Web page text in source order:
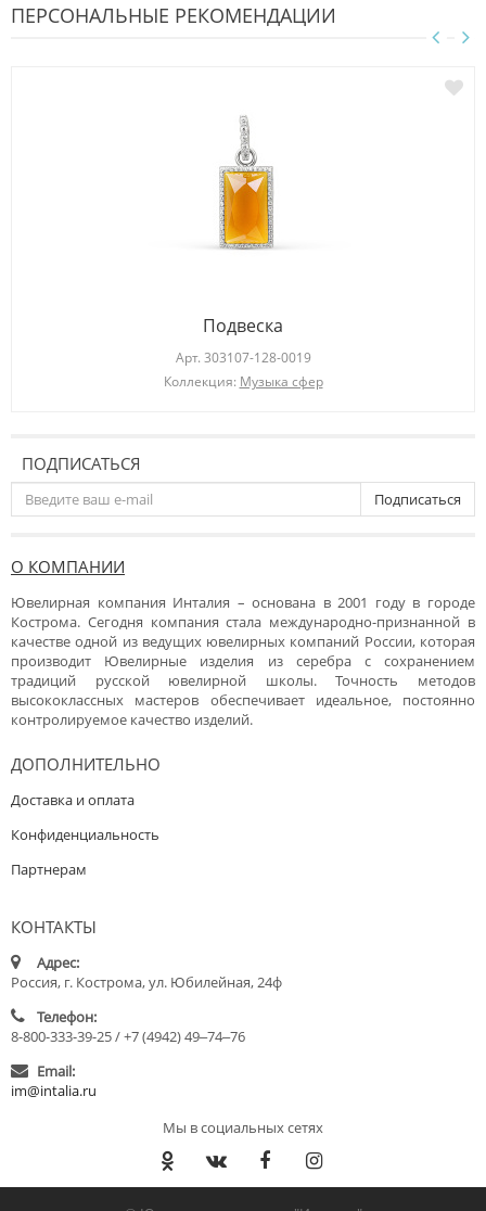
ПЕРСОНАЛЬНЫЕ РЕКОМЕНДАЦИИ
Подвеска
Арт. 303107-128-0019
Коллекция: Музыка сфер
ПОДПИСАТЬСЯ
Подписаться
О КОМПАНИИ
Ювелирная компания Инталия – основана в 2001 году в городе
Кострома. Сегодня компания стала международно-признанной в
качестве одной из ведущих ювелирных компаний России, которая
производит Ювелирные изделия из серебра с сохранением
традиций русской ювелирной школы. Точность методов
высококлассных мастеров обеспечивает идеальное, постоянно
контролируемое качество изделий.
ДОПОЛНИТЕЛЬНО
Доставка и оплата
Конфиденциальность
Партнерам
КОНТАКТЫ
Адрес:
Россия, г. Кострома, ул. Юбилейная, 24ф
Телефон:
8-800-333-39-25 / +7 (4942) 49‒74‒76
Email:
im@intalia.ru
Мы в социальных сетях